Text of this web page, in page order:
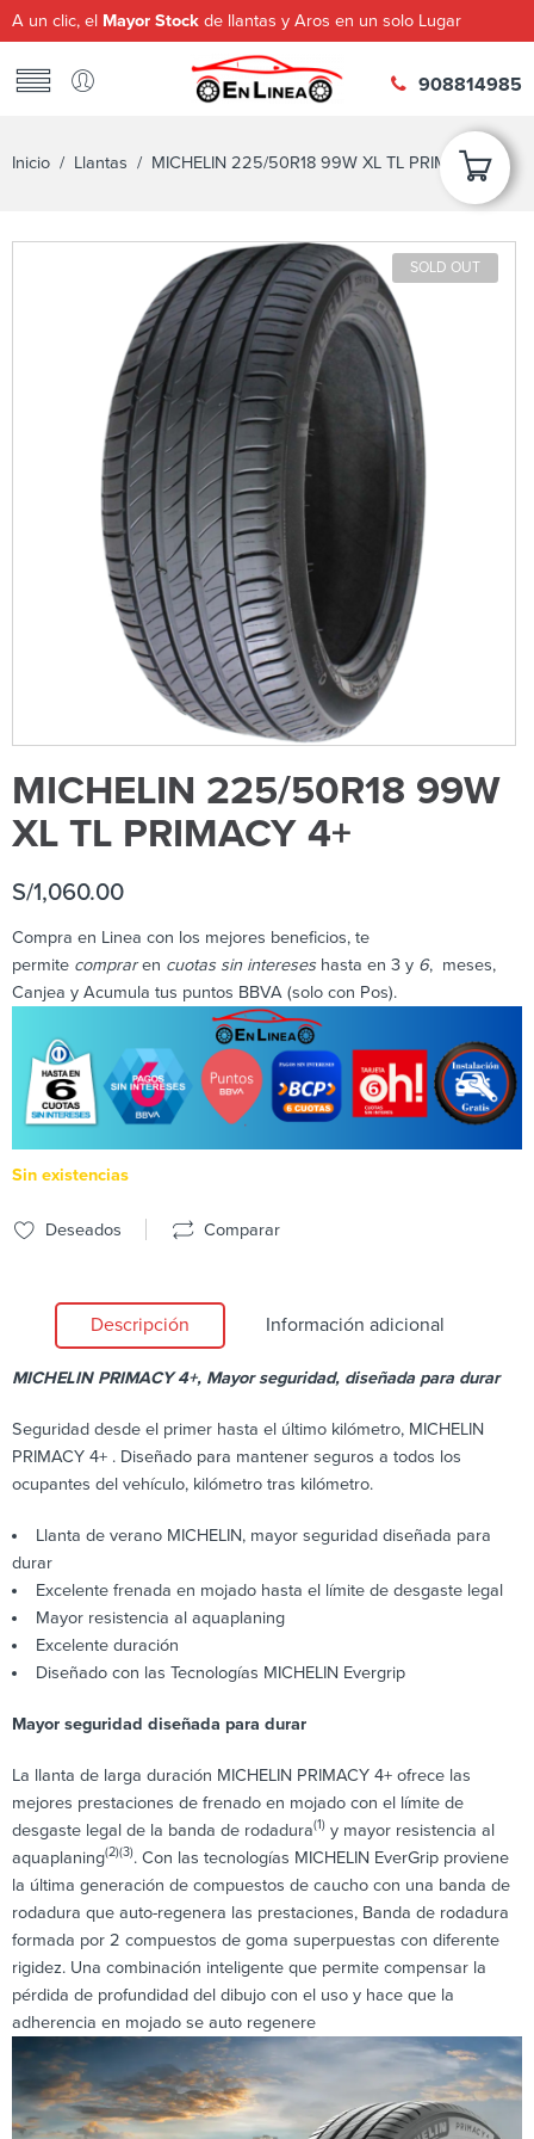
A un clic, el Mayor Stock de llantas y Aros en un solo Lugar
908814985
Inicio / Llantas / MICHELIN 225/50R18 99W XL TL PRIMACY 4+
SOLD OUT
MICHELIN 225/50R18 99W
XL TL PRIMACY 4+
S/1,060.00
Compra en Linea con los mejores beneficios, te
permite compraren cuotas sin intereseshasta en 3 y 6, meses,
Canjea y Acumula tus puntos BBVA (solo con Pos).
Sin existencias
Deseados Comparar
Descripción Información adicional
MICHELIN PRIMACY 4+, Mayor seguridad, diseñada para durar
Seguridad desde el primer hasta el último kilómetro, MICHELIN
PRIMACY 4+ . Diseñado para mantener seguros a todos los
ocupantes del vehículo, kilómetro tras kilómetro.
Llanta de verano MICHELIN, mayor seguridad diseñada para
durar
Excelente frenada en mojado hasta el límite de desgaste legal
Mayor resistencia al aquaplaning
Excelente duración
Diseñado con las Tecnologías MICHELIN Evergrip
Mayor seguridad diseñada para durar
La llanta de larga duración MICHELIN PRIMACY 4+ ofrece las
mejores prestaciones de frenado en mojado con el límite de
desgaste legal de la banda de rodadura(1) y mayor resistencia al
aquaplaning(2)(3). Con las tecnologías MICHELIN EverGrip proviene
la última generación de compuestos de caucho con una banda de
rodadura que auto-regenera las prestaciones, Banda de rodadura
formada por 2 compuestos de goma superpuestas con diferente
rigidez. Una combinación inteligente que permite compensar la
pérdida de profundidad del dibujo con el uso y hace que la
adherencia en mojado se auto regenere